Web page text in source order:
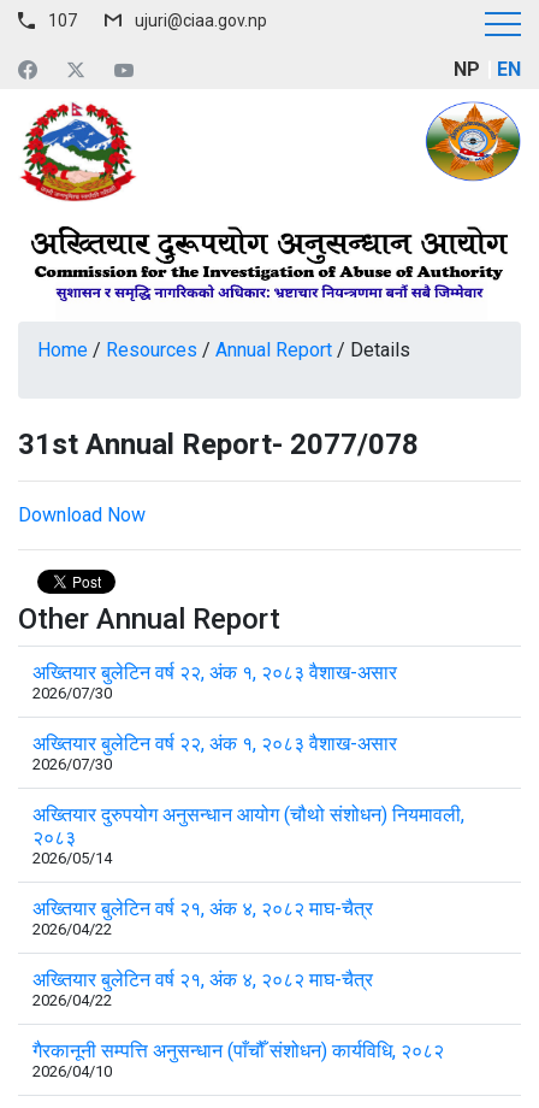
107 ujuri@ciaa.gov.np
NP EN
Home / Resources / Annual Report / Details
31st Annual Report- 2077/078
Download Now
Other Annual Report
अख्तियार बुलेटिन वर्ष २२, अंक १, २०८३ वैशाख-असार
2026/07/30
अख्तियार बुलेटिन वर्ष २२, अंक १, २०८३ वैशाख-असार
2026/07/30
अख्तियार दुरुपयोग अनुसन्धान आयोग (चौथो संशोधन) नियमावली,
२०८३
2026/05/14
अख्तियार बुलेटिन वर्ष २१, अंक ४, २०८२ माघ-चैत्र
2026/04/22
अख्तियार बुलेटिन वर्ष २१, अंक ४, २०८२ माघ-चैत्र
2026/04/22
गैरकानूनी सम्पत्ति अनुसन्धान (पाँचौँ संशोधन) कार्यविधि, २०८२
2026/04/10